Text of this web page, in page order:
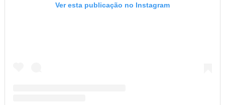
Ver esta publicação no Instagram